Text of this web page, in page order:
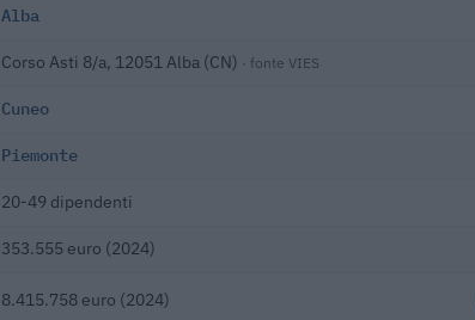
Alba
Corso Asti 8/a, 12051 Alba (CN) · fonte VIES
Cuneo
Piemonte
20-49 dipendenti
353.555 euro (2024)
8.415.758 euro (2024)